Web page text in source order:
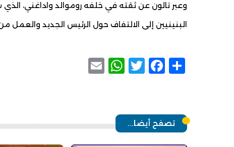
وعبر تالون عن ثقته في خلفه روموالد واداغني، الذي
البنينيين إلى الالتفاف حول الرئيس الجديد والعمل
Share
Facebook
Twitter
WhatsApp
تصفح أيضا...